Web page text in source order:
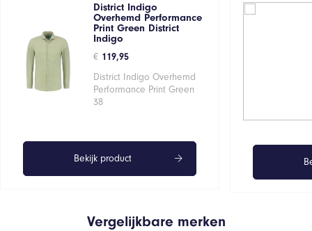
District Indigo
Overhemd Performance
Print Green District
Indigo
€ 119,95
District Indigo Overhemd
Performance Print Green
38
Bekijk product
Vergelijkbare merken